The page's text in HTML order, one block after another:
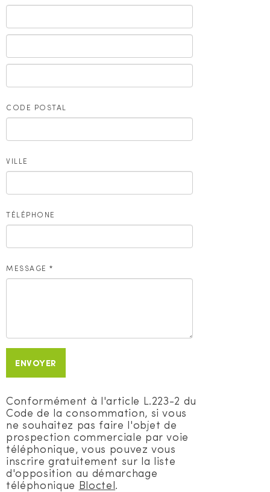
CODE POSTAL
VILLE
TÉLÉPHONE
MESSAGE *
ENVOYER
Conformément à l'article L.223-2 du
Code de la consommation, si vous
ne souhaitez pas faire l'objet de
prospection commerciale par voie
téléphonique, vous pouvez vous
inscrire gratuitement sur la liste
d'opposition au démarchage
téléphonique Bloctel.